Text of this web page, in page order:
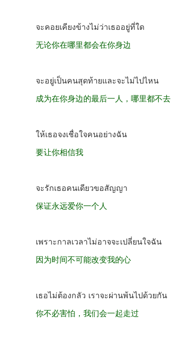
จะคอยเคียงข้างไม่ว่าเธออยู่ที่ใด
无论你在哪里都会在你身边
จะอยู่เป็นคนสุดท้ายและจะไม่ไปไหน
成为在你身边的最后一人，哪里都不去
ให้เธอจงเชื่อใจคนอย่างฉัน
要让你相信我
จะรักเธอคนเดียวขอสัญญา
保证永远爱你一个人
เพราะกาลเวลาไม่อาจจะเปลี่ยนใจฉัน
因为时间不可能改变我的心
เธอไม่ต้องกลัว เราจะผ่านพ้นไปด้วยกัน
你不必害怕，我们会一起走过